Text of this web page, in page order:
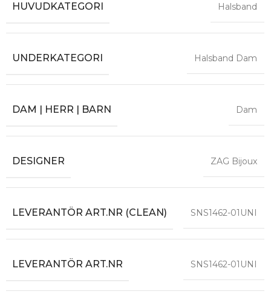
HUVUDKATEGORI Halsband
UNDERKATEGORI Halsband Dam
DAM | HERR | BARN Dam
DESIGNER ZAG Bijoux
LEVERANTÖR ART.NR (CLEAN) SNS1462-01UNI
LEVERANTÖR ART.NR SNS1462-01UNI